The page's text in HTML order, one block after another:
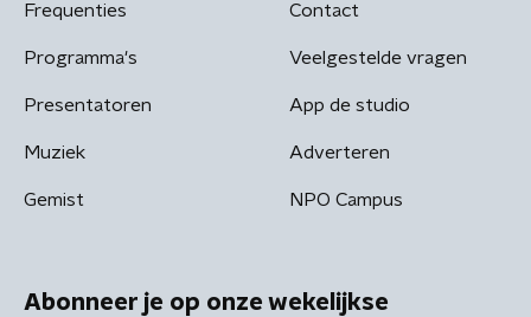
Frequenties
Programma's
Presentatoren
Muziek
Gemist
Contact
Veelgestelde vragen
App de studio
Adverteren
NPO Campus
Abonneer je op onze wekelijkse